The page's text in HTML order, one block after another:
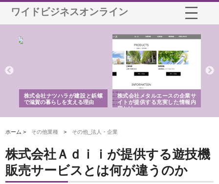
ワイドビジネスオンライン
株式会社ナツハラが建設と鋲螺
で滋賀の暮らしを支える理由
株式会社メタルエースの企業サ
イトが提供する充実した情報内
容とは
ホーム > その他業種 > その他_法人・企業
株式会社Ａｄｉｉが提供する遊技機
販売サービスとは何が違うのか